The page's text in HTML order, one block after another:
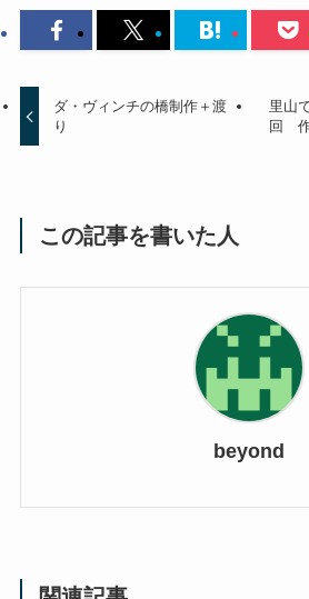
ダ・ヴィンチの橋制作＋渡
り
里山
回
この記事を書いた人
beyond